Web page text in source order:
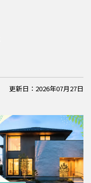
更新日：2026年07月27日